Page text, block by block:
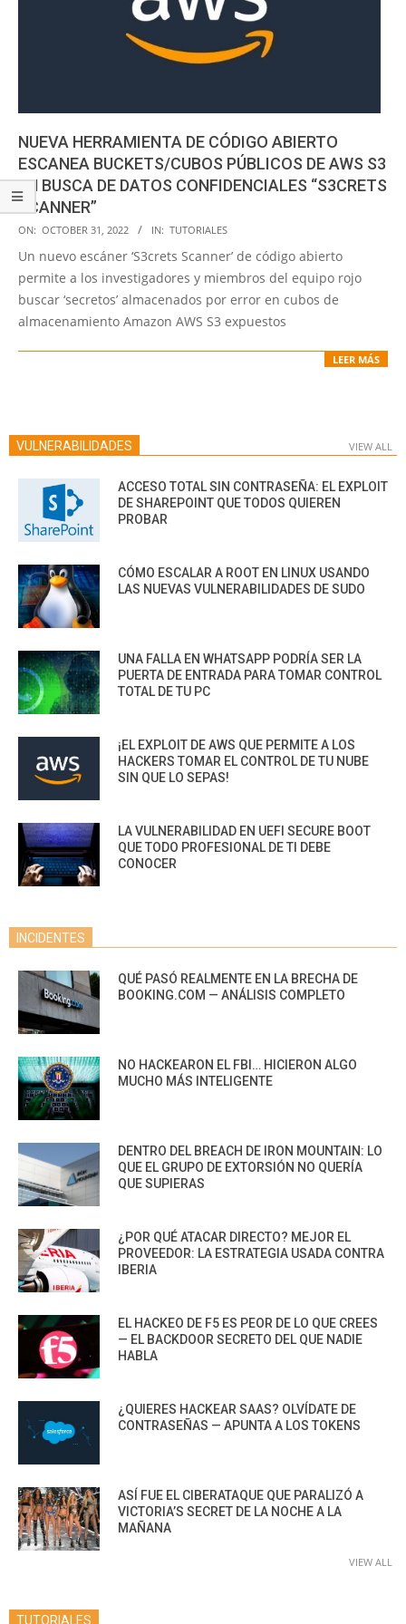
NUEVA HERRAMIENTA DE CÓDIGO ABIERTO
ESCANEA BUCKETS/CUBOS PÚBLICOS DE AWS S3
EN BUSCA DE DATOS CONFIDENCIALES “S3CRETS
SCANNER”
2022-
10-
31
ON: OCTOBER 31, 2022 IN: TUTORIALES
Un nuevo escáner ‘S3crets Scanner’ de código abierto
permite a los investigadores y miembros del equipo rojo
buscar ‘secretos’ almacenados por error en cubos de
almacenamiento Amazon AWS S3 expuestos
LEER MÁS
VULNERABILIDADES VIEW ALL
ACCESO TOTAL SIN CONTRASEÑA: EL EXPLOIT
DE SHAREPOINT QUE TODOS QUIEREN
PROBAR
CÓMO ESCALAR A ROOT EN LINUX USANDO
LAS NUEVAS VULNERABILIDADES DE SUDO
UNA FALLA EN WHATSAPP PODRÍA SER LA
PUERTA DE ENTRADA PARA TOMAR CONTROL
TOTAL DE TU PC
¡EL EXPLOIT DE AWS QUE PERMITE A LOS
HACKERS TOMAR EL CONTROL DE TU NUBE
SIN QUE LO SEPAS!
LA VULNERABILIDAD EN UEFI SECURE BOOT
QUE TODO PROFESIONAL DE TI DEBE
CONOCER
INCIDENTES
QUÉ PASÓ REALMENTE EN LA BRECHA DE
BOOKING.COM — ANÁLISIS COMPLETO
NO HACKEARON EL FBI… HICIERON ALGO
MUCHO MÁS INTELIGENTE
DENTRO DEL BREACH DE IRON MOUNTAIN: LO
QUE EL GRUPO DE EXTORSIÓN NO QUERÍA
QUE SUPIERAS
¿POR QUÉ ATACAR DIRECTO? MEJOR EL
PROVEEDOR: LA ESTRATEGIA USADA CONTRA
IBERIA
EL HACKEO DE F5 ES PEOR DE LO QUE CREES
— EL BACKDOOR SECRETO DEL QUE NADIE
HABLA
¿QUIERES HACKEAR SAAS? OLVÍDATE DE
CONTRASEÑAS — APUNTA A LOS TOKENS
ASÍ FUE EL CIBERATAQUE QUE PARALIZÓ A
VICTORIA’S SECRET DE LA NOCHE A LA
MAÑANA
VIEW ALL
TUTORIALES